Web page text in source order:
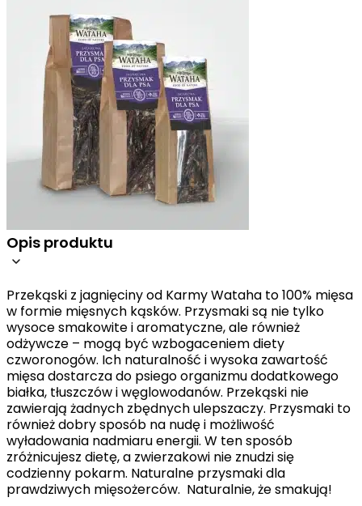
Opis produktu
Przekąski z jagnięciny od Karmy Wataha to 100% mięsa
w formie mięsnych kąsków. Przysmaki są nie tylko
wysoce smakowite i aromatyczne, ale również
odżywcze – mogą być wzbogaceniem diety
czworonogów. Ich naturalność i wysoka zawartość
mięsa dostarcza do psiego organizmu dodatkowego
białka, tłuszczów i węglowodanów. Przekąski nie
zawierają żadnych zbędnych ulepszaczy. Przysmaki to
również dobry sposób na nudę i możliwość
wyładowania nadmiaru energii. W ten sposób
zróżnicujesz dietę, a zwierzakowi nie znudzi się
codzienny pokarm. Naturalne przysmaki dla
prawdziwych mięsożerców. Naturalnie, że smakują!